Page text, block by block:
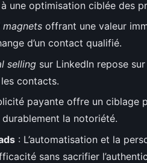
une optimisation ciblée des
magnets offrant une valeur
d’un contact qualifié.
selling sur LinkedIn repose
contacts.
payante offre un ciblage
la notoriété.
: L’automatisation et la
sans sacrifier